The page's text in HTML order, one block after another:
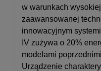
w warunkach
zaawansowanej
innowacyjnym
IV zużywa o 20%
modelami
Urządzenie